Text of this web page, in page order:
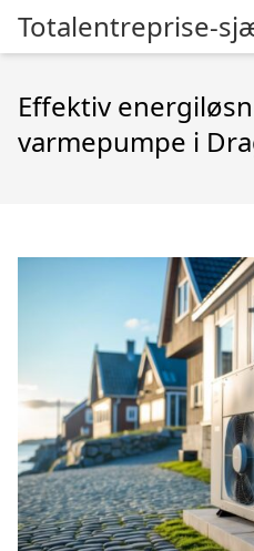
Totalentreprise-
Effektiv
varmepumpe i